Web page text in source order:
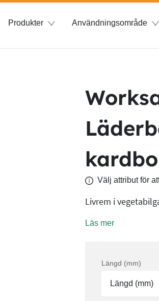
Produkter Användningsområde
Välj attribut för
Livrem i
Läs mer
Längd (mm)
Längd (mm)